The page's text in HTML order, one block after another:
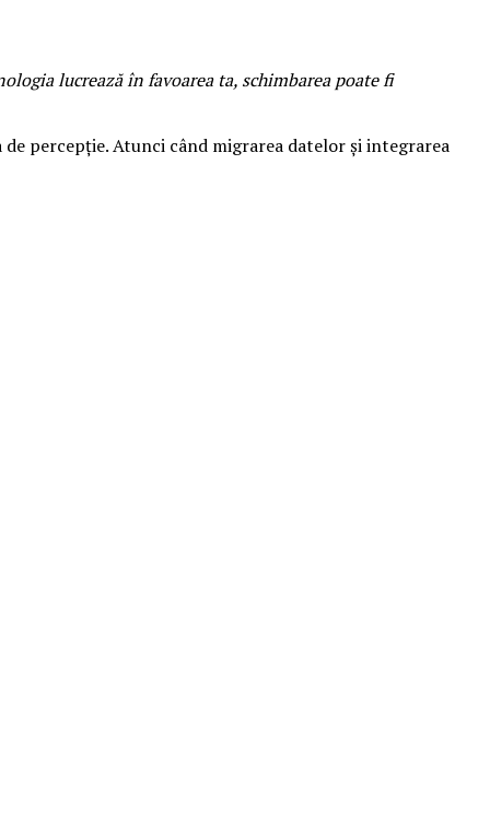
lucrează în favoarea ta, schimbarea poate fi
percepție. Atunci când migrarea datelor și integrarea